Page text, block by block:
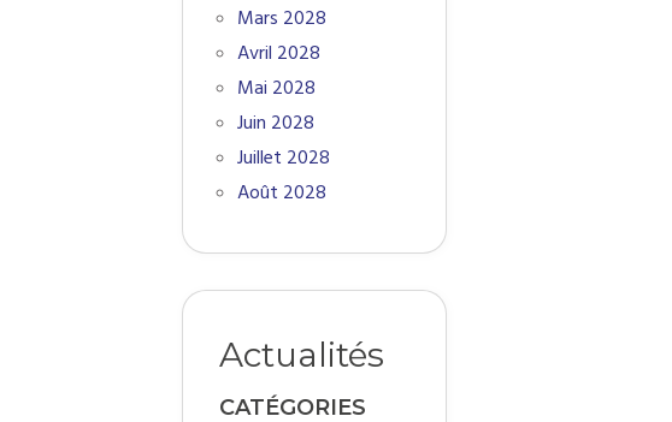
Mars 2028
Avril 2028
Mai 2028
Juin 2028
Juillet 2028
Août 2028
Actualités
CATÉGORIES